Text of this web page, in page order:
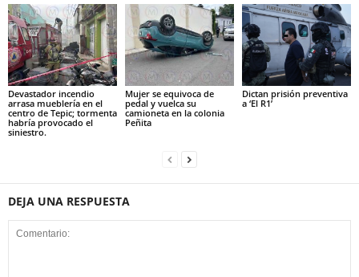
Devastador incendio
arrasa mueblería en el
centro de Tepic; tormenta
habría provocado el
siniestro.
Mujer se equivoca de
pedal y vuelca su
camioneta en la colonia
Peñita
Dictan prisión preventiva
a ‘El R1’
DEJA UNA RESPUESTA